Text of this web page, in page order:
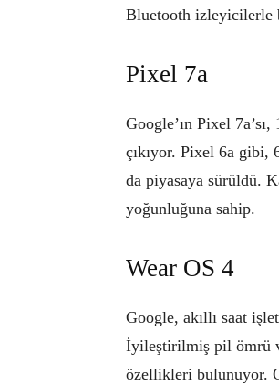
Bluetooth izleyicilerle
Pixel 7a
Google’ın Pixel
çıkıyor. Pixel 6a gibi,
da piyasaya sürüldü.
yoğunluğuna sahip.
Wear OS 4
Google, akıllı saat
İyileştirilmiş pil ömrü
özellikleri bulunuyor.